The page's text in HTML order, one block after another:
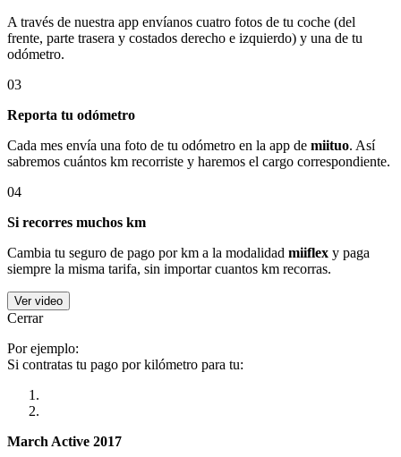
A través de nuestra app envíanos cuatro fotos de tu coche (del
frente, parte trasera y costados derecho e izquierdo) y una de tu
odómetro.
03
Reporta tu odómetro
Cada mes envía una foto de tu odómetro en la app de miituo. Así
sabremos cuántos km recorriste y haremos el cargo correspondiente.
04
Si recorres muchos km
Cambia tu seguro de pago por km a la modalidad miiflex y paga
siempre la misma tarifa, sin importar cuantos km recorras.
Ver video
Cerrar
Por ejemplo:
Si contratas tu pago por kilómetro para tu:
March Active 2017